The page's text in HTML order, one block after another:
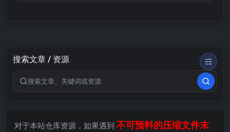
搜索文章 / 资源
搜索关键词
对于本站仓库资源，如果遇到 不可预料的压缩文件末